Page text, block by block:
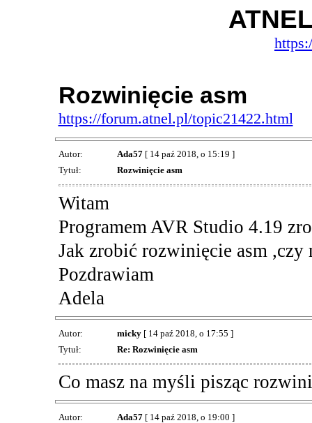
Rozwinięcie asm
https://forum.atnel.pl/topic21422.html
Autor: Ada57[ 14 paź 2018, o 15:19 ]
Tytuł:
Rozwinięcie asm
Witam
Programem AVR Studio 4.19
Jak zrobić rozwinięcie asm ,czy
Pozdrawiam
Adela
Autor: micky[ 14 paź 2018, o 17:55 ]
Tytuł:
Re: Rozwinięcie asm
Co masz na myśli pisząc
Autor: Ada57[ 14 paź 2018, o 19:00 ]